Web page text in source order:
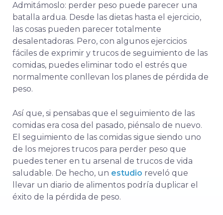
Admitámoslo: perder peso puede parecer una
batalla ardua. Desde las dietas hasta el ejercicio,
las cosas pueden parecer totalmente
desalentadoras. Pero, con algunos ejercicios
fáciles de exprimir y trucos de seguimiento de las
comidas, puedes eliminar todo el estrés que
normalmente conllevan los planes de pérdida de
peso.
Así que, si pensabas que el seguimiento de las
comidas era cosa del pasado, piénsalo de nuevo.
El seguimiento de las comidas sigue siendo uno
de los mejores trucos para perder peso que
puedes tener en tu arsenal de trucos de vida
saludable. De hecho, un estudio reveló que
llevar un diario de alimentos podría duplicar el
éxito de la pérdida de peso.